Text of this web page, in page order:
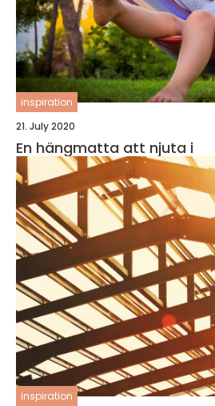
inspiration
21. July 2020
En hängmatta att njuta i
inspiration